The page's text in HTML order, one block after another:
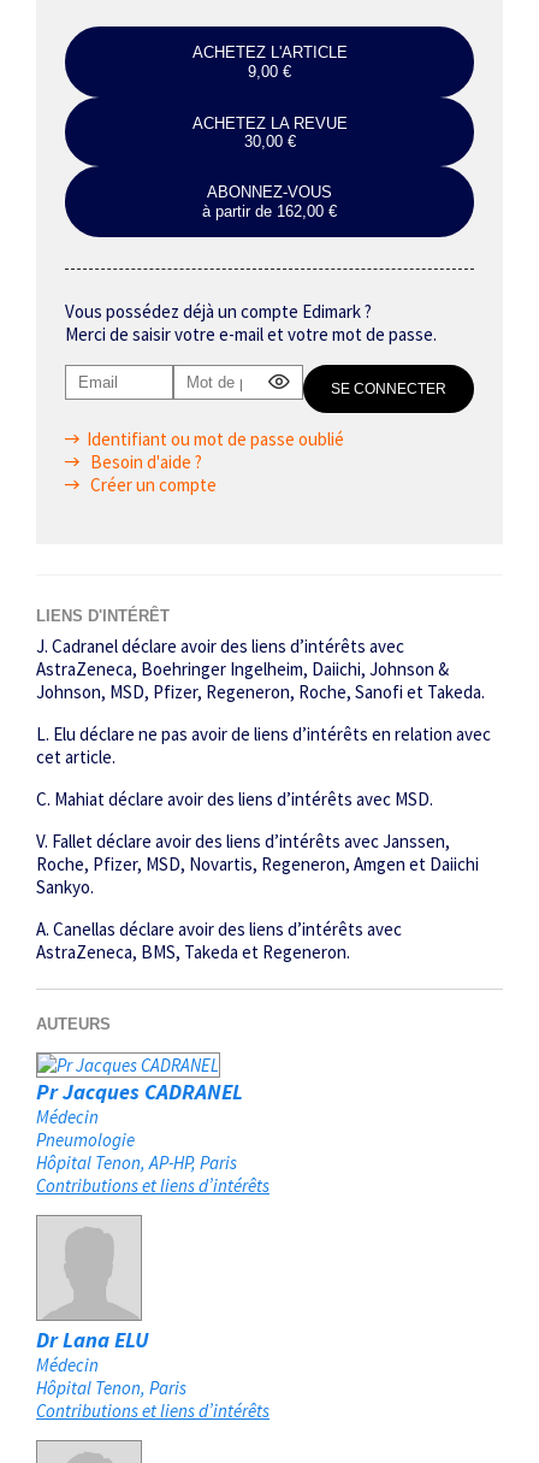
ACHETEZ L'ARTICLE
9,00 €
ACHETEZ LA REVUE
30,00 €
ABONNEZ-VOUS
à partir de 162,00 €
Vous possédez déjà un compte Edimark ?
Merci de saisir votre e-mail et votre mot de passe.
Identifiant ou mot de passe oublié
Besoin d'aide ?
Créer un compte
LIENS D'INTÉRÊT
J. Cadranel déclare avoir des liens d’intérêts avec
AstraZeneca, Boehringer Ingelheim, Daiichi, Johnson &
Johnson, MSD, Pfizer, Regeneron, Roche, Sanofi et Takeda.
L. Elu déclare ne pas avoir de liens d’intérêts en relation avec
cet article.
C. Mahiat déclare avoir des liens d’intérêts avec MSD.
V. Fallet déclare avoir des liens d’intérêts avec Janssen,
Roche, Pfizer, MSD, Novartis, Regeneron, Amgen et Daiichi
Sankyo.
A. Canellas déclare avoir des liens d’intérêts avec
AstraZeneca, BMS, Takeda et Regeneron.
AUTEURS
Pr Jacques CADRANEL
Médecin
Pneumologie
Hôpital Tenon, AP-HP Paris
Contributions et liens d’intérêts
Dr Lana ELU
Médecin
Hôpital Tenon Paris
Contributions et liens d’intérêts